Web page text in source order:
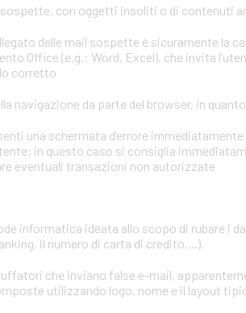
sospette, con oggetti insoliti o di contenuti
delle mail sospette è sicuramente
Office (e.g.: Word, Excel), che invita
corretto
navigazione da parte del browser, in
una schermata d’errore
in questo caso si consiglia
eventuali transazioni non autorizzate
informatica ideata allo scopo di rubare i
il numero di carta di credito,...).
che inviano false e-mail,
utilizzando logo, nome e il layout